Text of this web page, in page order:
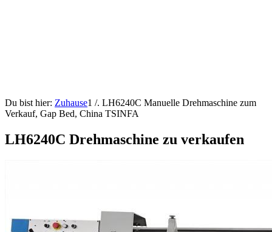
Du bist hier: Zuhause1 /. LH6240C Manuelle Drehmaschine zum
Verkauf, Gap Bed, China TSINFA
LH6240C Drehmaschine zu verkaufen